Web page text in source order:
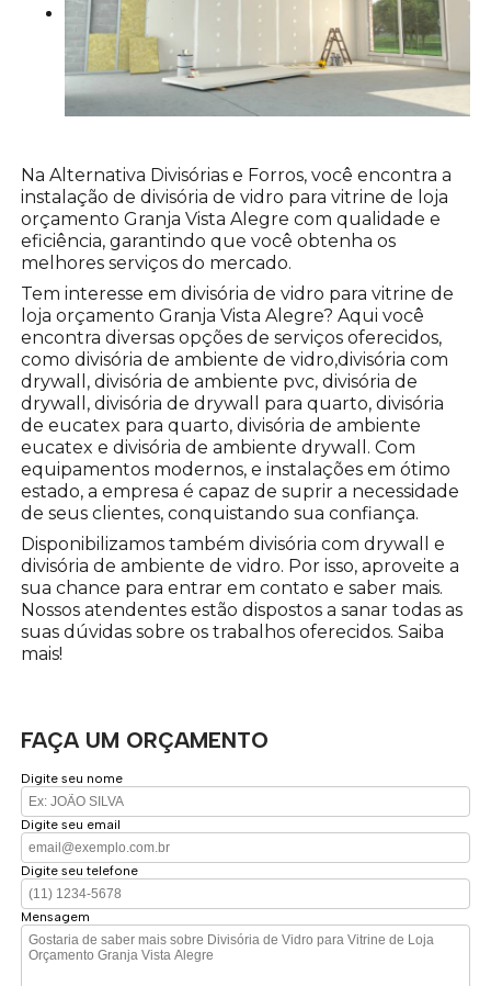
Na Alternativa Divisórias e Forros, você encontra a
instalação de divisória de vidro para vitrine de loja
orçamento Granja Vista Alegre com qualidade e
eficiência, garantindo que você obtenha os
melhores serviços do mercado.
Tem interesse em divisória de vidro para vitrine de
loja orçamento Granja Vista Alegre? Aqui você
encontra diversas opções de serviços oferecidos,
como divisória de ambiente de vidro,divisória com
drywall, divisória de ambiente pvc, divisória de
drywall, divisória de drywall para quarto, divisória
de eucatex para quarto, divisória de ambiente
eucatex e divisória de ambiente drywall. Com
equipamentos modernos, e instalações em ótimo
estado, a empresa é capaz de suprir a necessidade
de seus clientes, conquistando sua confiança.
Disponibilizamos também divisória com drywall e
divisória de ambiente de vidro. Por isso, aproveite a
sua chance para entrar em contato e saber mais.
Nossos atendentes estão dispostos a sanar todas as
suas dúvidas sobre os trabalhos oferecidos. Saiba
mais!
FAÇA UM ORÇAMENTO
Digite seu nome
Digite seu email
Digite seu telefone
Mensagem